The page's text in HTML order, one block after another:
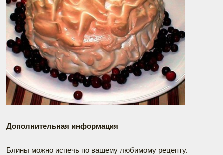
Дополнительная информация
Блины можно испечь по вашему любимому рецепту.